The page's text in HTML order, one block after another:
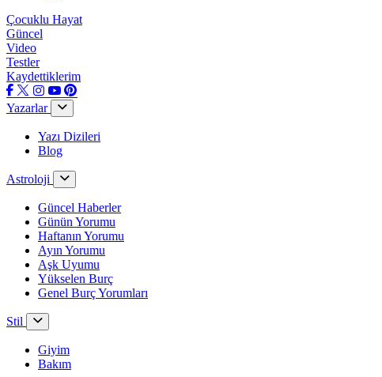
Çocuklu Hayat
Güncel
Video
Testler
Kaydettiklerim
Yazarlar
Yazı Dizileri
Blog
Astroloji
Güncel Haberler
Günün Yorumu
Haftanın Yorumu
Ayın Yorumu
Aşk Uyumu
Yükselen Burç
Genel Burç Yorumları
Stil
Giyim
Bakım